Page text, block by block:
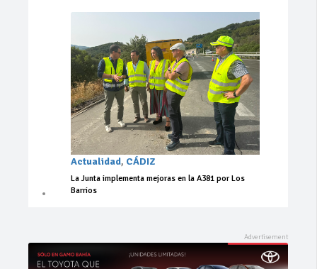
Actualidad, CÁDIZ
La Junta implementa mejoras en la A381 por Los
Barrios